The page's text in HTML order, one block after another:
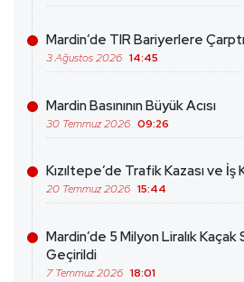
Mardin’de TIR Bariyerlere
3 Ağustos 2026 14:45
Mardin Basınının Büyük Acısı
30 Temmuz 2026 09:26
Kızıltepe’de Trafik Kazası ve İş
20 Temmuz 2026 15:44
Mardin’de 5 Milyon Liralık
Geçirildi
7 Temmuz 2026 18:01